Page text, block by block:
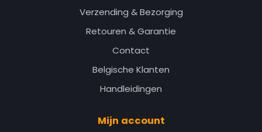
Verzending & Bezorging
Retouren & Garantie
Contact
Belgische Klanten
Handleidingen
Mijn account